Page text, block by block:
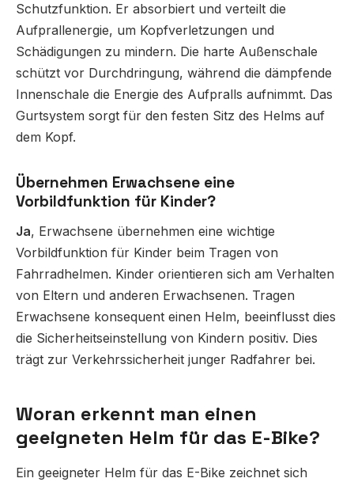
Schutzfunktion. Er absorbiert und verteilt die
Aufprallenergie, um Kopfverletzungen und
Schädigungen zu mindern. Die harte Außenschale
schützt vor Durchdringung, während die dämpfende
Innenschale die Energie des Aufpralls aufnimmt. Das
Gurtsystem sorgt für den festen Sitz des Helms auf
dem Kopf.
Übernehmen Erwachsene eine
Vorbildfunktion für Kinder?
Ja, Erwachsene übernehmen eine wichtige
Vorbildfunktion für Kinder beim Tragen von
Fahrradhelmen. Kinder orientieren sich am Verhalten
von Eltern und anderen Erwachsenen. Tragen
Erwachsene konsequent einen Helm, beeinflusst dies
die Sicherheitseinstellung von Kindern positiv. Dies
trägt zur Verkehrssicherheit junger Radfahrer bei.
Woran erkennt man einen
geeigneten Helm für das E-Bike?
Ein geeigneter Helm für das E-Bike zeichnet sich